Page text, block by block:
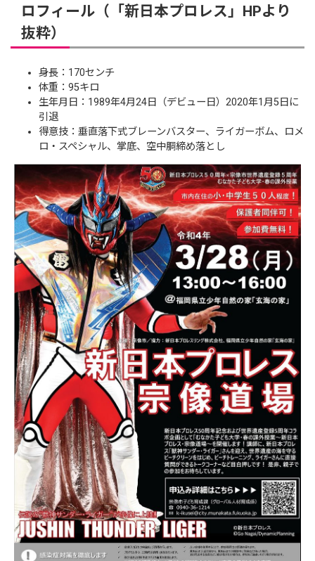
ロフィール（「新日本プロレス」HPより
抜粋）
身長：170センチ
体重：95キロ
生年月日：1989年4月24日（デビュー日）2020年1月5日に
引退
得意技：垂直落下式ブレーンバスター、ライガーボム、ロメ
ロ・スペシャル、掌底、空中胴締め落とし